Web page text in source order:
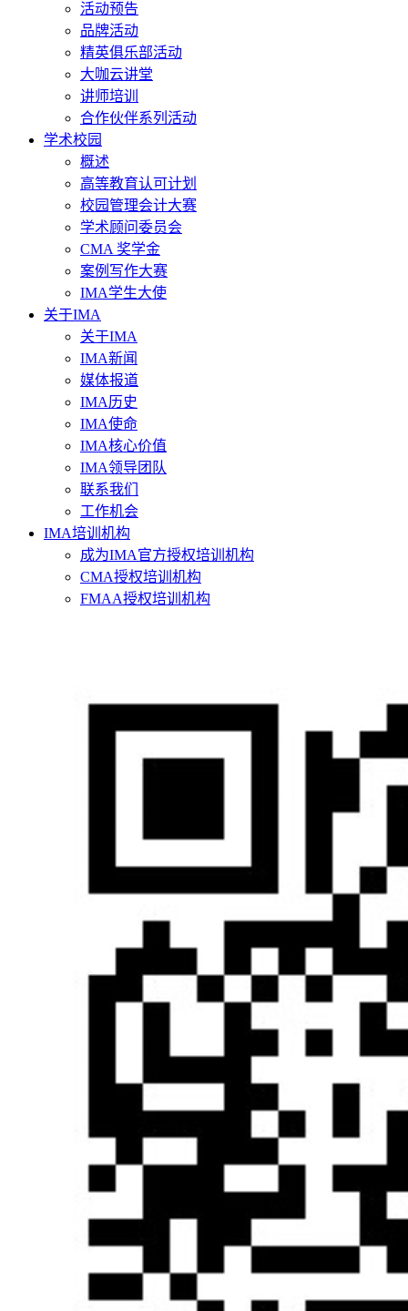
活动预告
品牌活动
精英俱乐部活动
大咖云讲堂
讲师培训
合作伙伴系列活动
学术校园
概述
高等教育认可计划
校园管理会计大赛
学术顾问委员会
CMA 奖学金
案例写作大赛
IMA学生大使
关于IMA
关于IMA
IMA新闻
媒体报道
IMA历史
IMA使命
IMA核心价值
IMA领导团队
联系我们
工作机会
IMA培训机构
成为IMA官方授权培训机构
CMA授权培训机构
FMAA授权培训机构